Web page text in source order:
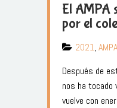
El AMPA
por el cole
2021, AMPA
Después de
nos ha tocado
vuelve con